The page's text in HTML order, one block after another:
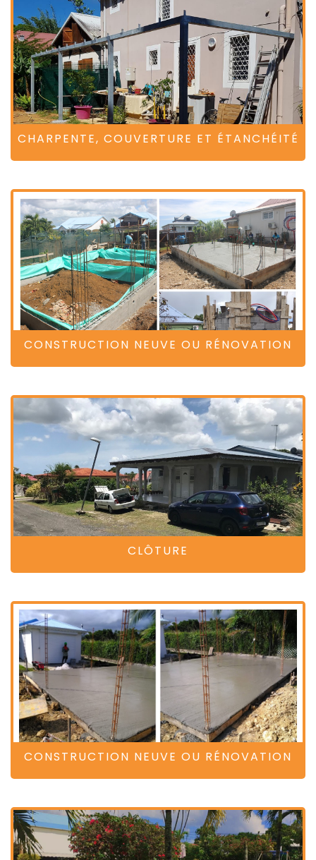
CHARPENTE, COUVERTURE ET ÉTANCHÉITÉ
CONSTRUCTION NEUVE OU RÉNOVATION
CLÔTURE
CONSTRUCTION NEUVE OU RÉNOVATION